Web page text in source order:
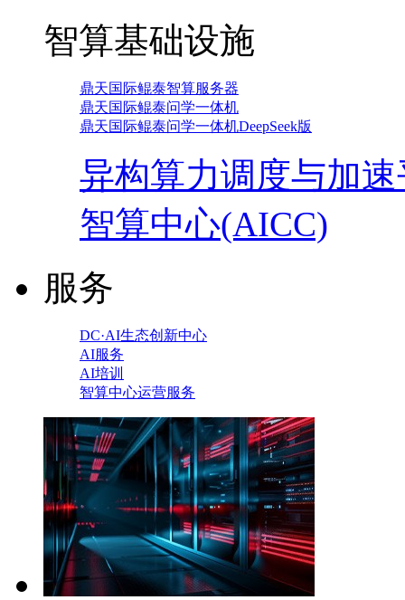
智算基础设施
鼎天国际鲲泰智算服务器
鼎天国际鲲泰问学一体机
鼎天国际鲲泰问学一体机DeepSeek版
异构算力调度与加
智算中心(AICC)
服务
DC·AI生态创新中心
AI服务
AI培训
智算中心运营服务